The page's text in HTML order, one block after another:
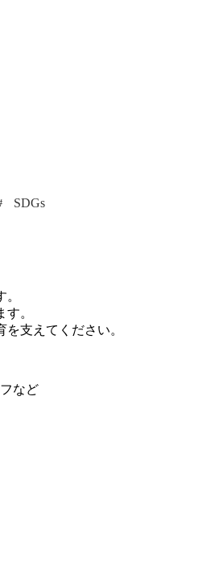
SDGs
。
支えてください。
など